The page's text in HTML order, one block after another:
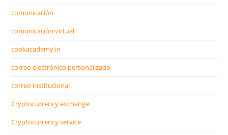
comunicación
comunicación virtual
cookacademy.in
correo electrónico personalizado
correo institucional
Cryptocurrency exchange
Cryptocurrency service